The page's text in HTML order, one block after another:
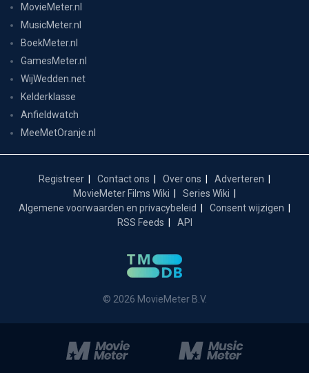
MovieMeter.nl
MusicMeter.nl
BoekMeter.nl
GamesMeter.nl
WijWedden.net
Kelderklasse
Anfieldwatch
MeeMetOranje.nl
Registreer Contact ons Over ons
Adverteren
MovieMeter Films Wiki
Series Wiki
Algemene voorwaarden en privacybeleid
Consent wijzigen
RSS Feeds
API
© 2026 MovieMeter B.V.